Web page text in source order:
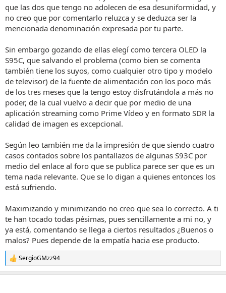
que las dos que tengo no adolecen de esa desuniformidad, y
no creo que por comentarlo reluzca y se deduzca ser la
mencionada denominación expresada por tu parte.
Sin embargo gozando de ellas elegí como tercera OLED la
S95C, que salvando el problema (como bien se comenta
también tiene los suyos, como cualquier otro tipo y modelo
de televisor) de la fuente de alimentación con los poco más
de los tres meses que la tengo estoy disfrutándola a más no
poder, de la cual vuelvo a decir que por medio de una
aplicación streaming como Prime Vídeo y en formato SDR la
calidad de imagen es excepcional.
Según leo también me da la impresión de que siendo cuatro
casos contados sobre los pantallazos de algunas S93C por
medio del enlace al foro que se publica parece ser que es un
tema nada relevante. Que se lo digan a quienes entonces los
está sufriendo.
Maximizando y minimizando no creo que sea lo correcto. A ti
te han tocado todas pésimas, pues sencillamente a mi no, y
ya está, comentando se llega a ciertos resultados ¿Buenos o
malos? Pues depende de la empatía hacia ese producto.
R
e
a
SergioGMzz94